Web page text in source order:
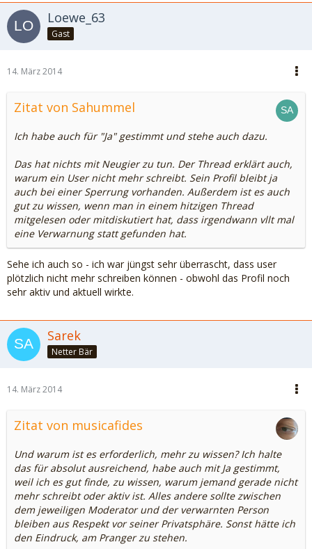
Loewe_63
Gast
14. März 2014
Zitat von Sahummel
Ich habe auch für "Ja" gestimmt und stehe auch dazu.
Das hat nichts mit Neugier zu tun. Der Thread erklärt auch,
warum ein User nicht mehr schreibt. Sein Profil bleibt ja
auch bei einer Sperrung vorhanden. Außerdem ist es auch
gut zu wissen, wenn man in einem hitzigen Thread
mitgelesen oder mitdiskutiert hat, dass irgendwann vllt mal
eine Verwarnung statt gefunden hat.
Sehe ich auch so - ich war jüngst sehr überrascht, dass user
plötzlich nicht mehr schreiben können - obwohl das Profil noch
sehr aktiv und aktuell wirkte.
Sarek
Netter Bär
14. März 2014
Zitat von musicafides
Und warum ist es erforderlich, mehr zu wissen? Ich halte
das für absolut ausreichend, habe auch mit Ja gestimmt,
weil ich es gut finde, zu wissen, warum jemand gerade nicht
mehr schreibt oder aktiv ist. Alles andere sollte zwischen
dem jeweiligen Moderator und der verwarnten Person
bleiben aus Respekt vor seiner Privatsphäre. Sonst hätte ich
den Eindruck, am Pranger zu stehen.